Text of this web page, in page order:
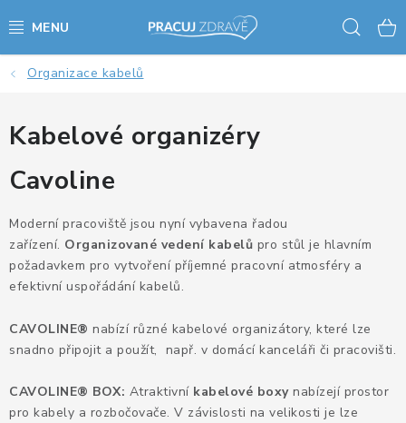
na
AKCE - SLEVY - VÝPRODEJ
STOLY A ŽIDLE
VÝŠKOVĚ NASTAVITELNÉ STOLY
KANCELÁŘSKÉ PSACÍ STOLY
NOHY KE STOLU A PODNOŽE
KANCELÁŘSKÉ KONTEJNERY
KANCELÁŘSKÉ ŽIDLE A KŘESLA
Organizace kabelů
Kabelové organizéry
Cavoline
Moderní pracoviště jsou nyní vybavena řadou
zařízení. Organizované vedení kabelů pro stůl je hlavním
požadavkem pro vytvoření příjemné pracovní atmosféry a
efektivní uspořádání kabelů.
CAVOLINE® nabízí různé kabelové organizátory, které lze
snadno připojit a použít, např. v domácí kanceláři či pracovišti.
CAVOLINE® BOX: Atraktivní kabelové boxy nabízejí prostor
pro kabely a rozbočovače. V závislosti na velikosti je lze